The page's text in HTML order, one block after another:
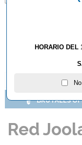
BRUTALES
Red
HORARIO DEL
No